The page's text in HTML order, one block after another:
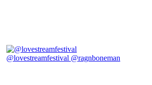
@lovestreamfestival @ragnboneman